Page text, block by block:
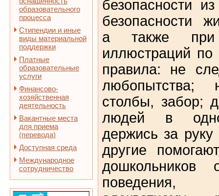
образовательного
процесса
Стипендии и иные
виды материальной
поддержки
Платные
образовательные
услуги
Финансово-
хозяйственная
деятельность
Вакантные места
для приема
(перевода)
Доступная среда
Международное
сотрудничество
безопасности
безопасности
а также при
иллюстраций по
правила: не
любопытства;
столбы, забор;
людей в
держись за
другие
дошкольников
поведения,